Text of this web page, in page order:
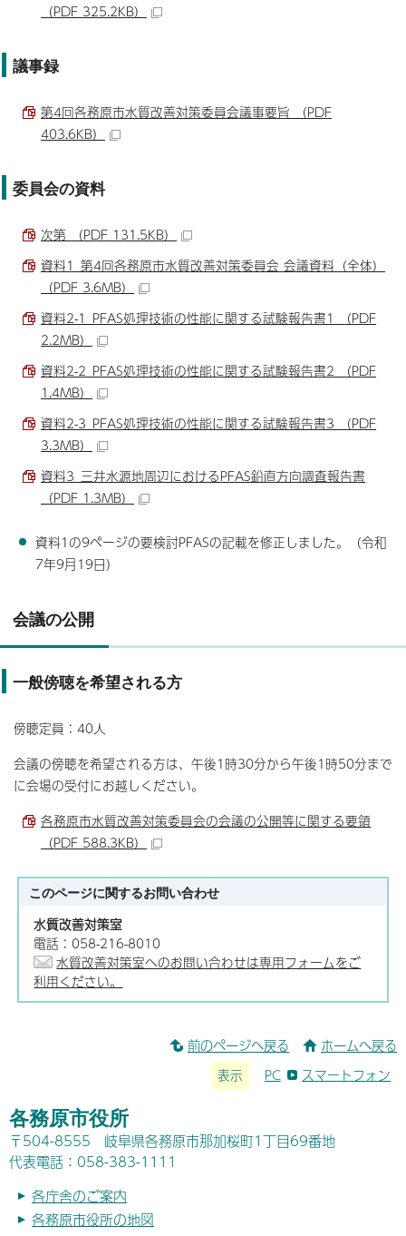
（PDF 325.2KB）
議事録
第4回各務原市水質改善対策委員会議事要旨 （PDF
403.6KB）
委員会の資料
次第 （PDF 131.5KB）
資料1_第4回各務原市水質改善対策委員会 会議資料（全体）
（PDF 3.6MB）
資料2-1_PFAS処理技術の性能に関する試験報告書1 （PDF
2.2MB）
資料2-2_PFAS処理技術の性能に関する試験報告書2 （PDF
1.4MB）
資料2-3_PFAS処理技術の性能に関する試験報告書3 （PDF
3.3MB）
資料3_三井水源地周辺におけるPFAS鉛直方向調査報告書
（PDF 1.3MB）
資料1の9ページの要検討PFASの記載を修正しました。（令和
7年9月19日）
会議の公開
一般傍聴を希望される方
傍聴定員：40人
会議の傍聴を希望される方は、午後1時30分から午後1時50分まで
に会場の受付にお越しください。
各務原市水質改善対策委員会の会議の公開等に関する要領
（PDF 588.3KB）
このページに関するお問い合わせ
水質改善対策室
電話：058-216-8010
水質改善対策室へのお問い合わせは専用フォームをご
利用ください。
前のページへ戻る ホームへ戻る
表示 PC スマートフォン
各務原市役所
〒504-8555 岐阜県各務原市那加桜町1丁目69番地
代表電話：058-383-1111
各庁舎のご案内
各務原市役所の地図